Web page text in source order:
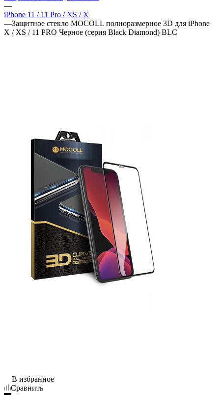
—
iPhone 11 / 11 Pro / XS / X
—Защитное стекло MOCOLL полноразмерное 3D для iPhone
X / XS / 11 PRO Черное (серия Black Diamond) BLC
В избранное
Сравнить